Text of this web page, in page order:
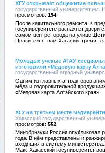
ХГУ открывает общежитие
государственный университет им.
154
После капитального ремонта, в
госуниверситете распахнет
самом центре города на улице
Правительством Хакасии, тремя
Молодые ученые АГАУ
изготовили «Медовую карту
государственный аграрный
Одним из главных аттракторов
мёда и оздоровительной
«Медовая карта Алтайского края».
ХГУ на третьем месте
Хакасский государственный
552
Минобрнауки России опубликовал
года. В нём представлены и
входящих в систему
Макс Хакасский госуниверситет